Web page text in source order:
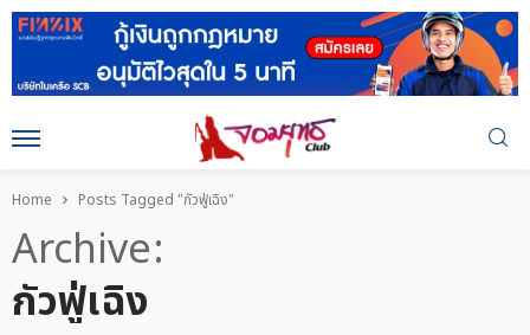
Home Posts Tagged "กัวฟู่เฉิง"
Archive
กัวฟู่เฉิง